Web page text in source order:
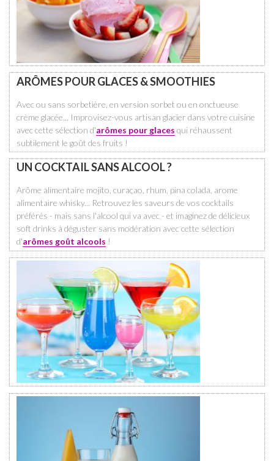
ARÔMES POUR GLACES & SMOOTHIES
Avec ou sans sorbetière, en version sorbet ou en onctueuse
crème glacée... Improvisez-vous artisan glacier dans votre cuisine
avec cette sélection d'arômes pour glaces qui réhaussent
subtilement le goût des fruits !
UN COCKTAIL SANS ALCOOL ?
Arôme alimentaire mojito, curaçao, rhum, pina colada, arome
alimentaire whisky... Retrouvez les saveurs de vos cocktails
préférés - mais sans l'alcool qui va avec - et imaginez de délicieux
soft drinks à déguster sans modération avec cette sélection
d'arômes goût alcools !